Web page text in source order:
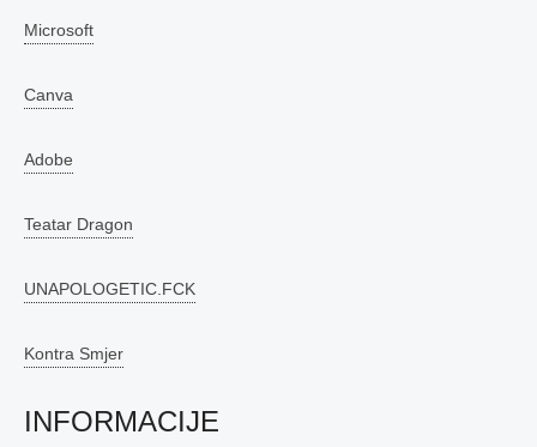
Microsoft
Canva
Adobe
Teatar Dragon
UNAPOLOGETIC.FCK
Kontra Smjer
INFORMACIJE